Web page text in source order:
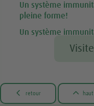
Un système
pleine forme!
Un système
 retour  haut